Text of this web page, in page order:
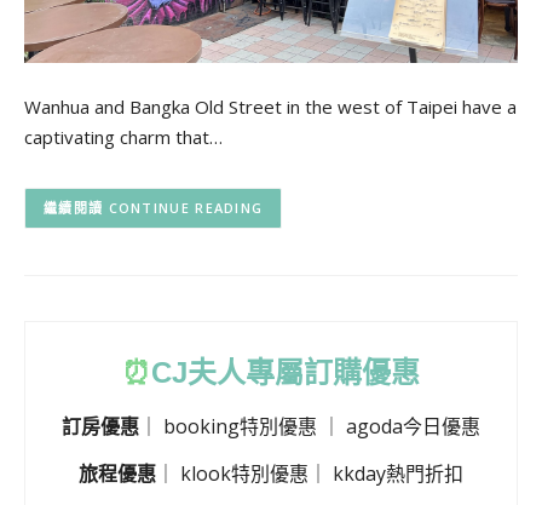
Wanhua and Bangka Old Street in the west of Taipei have a
captivating charm that…
CONTINUE READING
⏰CJ夫人專屬訂購優惠
訂房優惠 booking特別優惠
agoda今日優惠
旅程優惠 ｜ klook特別優惠 ｜ kkday熱門折扣